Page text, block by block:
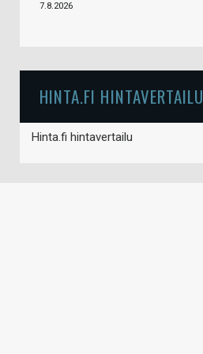
7.8.2026
HINTA.FI HINTAVERTAILU
Hinta.fi hintavertailu